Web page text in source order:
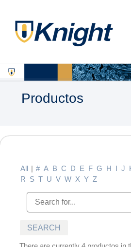
Productos
All | # A B C D E F G H I J
R S T U V W X Y Z